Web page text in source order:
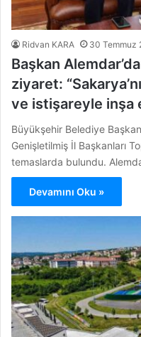
Ridvan KARA 30 Temmuz
Başkan
ziyaret:
ve istişareyle inşa
Büyükşehir Belediye
Genişletilmiş İl Başkanları
temaslarda bulundu.
Devamını Oku »